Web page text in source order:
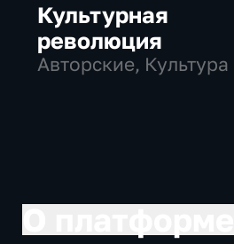
Культурная
революция
Авторские, Культура